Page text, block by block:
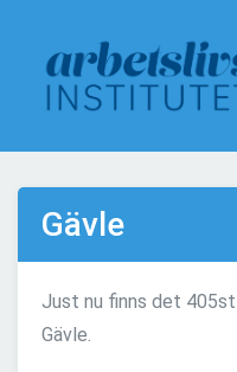
Gävle
Just nu finns det
Gävle.